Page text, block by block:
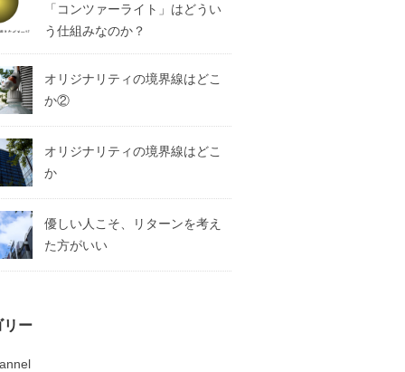
「コンツァーライト」はどうい
う仕組みなのか？
オリジナリティの境界線はどこ
か②
オリジナリティの境界線はどこ
か
優しい人こそ、リターンを考え
た方がいい
リー